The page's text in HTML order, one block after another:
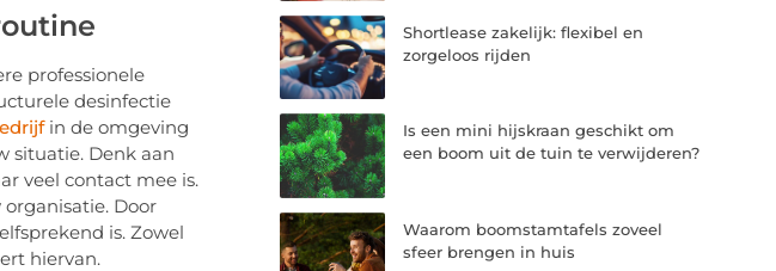
professionele
desinfectie
in de omgeving
situatie. Denk aan
veel contact mee is.
Door
is. Zowel
hiervan.
Shortlease zakelijk: flexibel en
zorgeloos rijden
Is een mini hijskraan geschikt om
een boom uit de tuin te verwijderen?
Waarom boomstamtafels zoveel
sfeer brengen in huis